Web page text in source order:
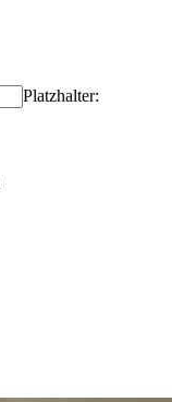
Platzhalter: